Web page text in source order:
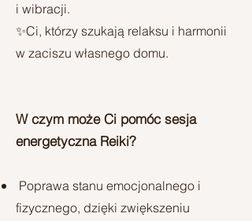
i wibracji.
✨​Ci, którzy szukają relaksu i harmonii
w zaciszu własnego domu.
​W czym może Ci pomóc sesja
energetyczna Reiki?
​ Poprawa stanu emocjonalnego i
fizycznego, dzięki zwiększeniu